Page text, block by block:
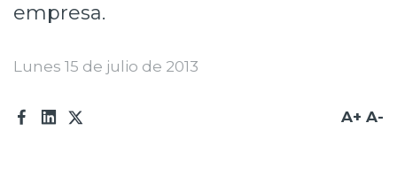
Acceso trabajadores/as
empresa.
Lunes 15 de julio de 2013
A+ A-